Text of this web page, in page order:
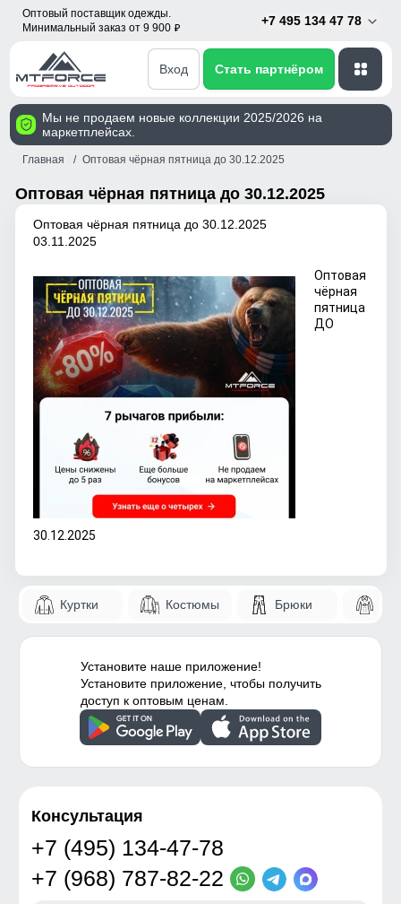
Оптовый поставщик одежды.
Минимальный заказ от 9 900 p
+7 495 134 47 78
Вход Стать партнёром
Мы не продаем новые коллекции 2025/2026 на
маркетплейсах.
Главная Оптовая чёрная пятница до 30.12.2025
Оптовая чёрная пятница до 30.12.2025
Оптовая чёрная пятница до 30.12.2025
03.11.2025
Оптовая
чёрная
пятница
ДО
30.12.2025
Куртки Костюмы Брюки
Установите наше приложение!
Установите приложение, чтобы получить
доступ к оптовым ценам.
Консультация
+7 (495) 134-47-78
+7 (968) 787-82-22